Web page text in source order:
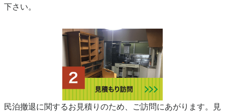
下さい。
民泊撤退に関するお見積りのため、ご訪問にあがります。見